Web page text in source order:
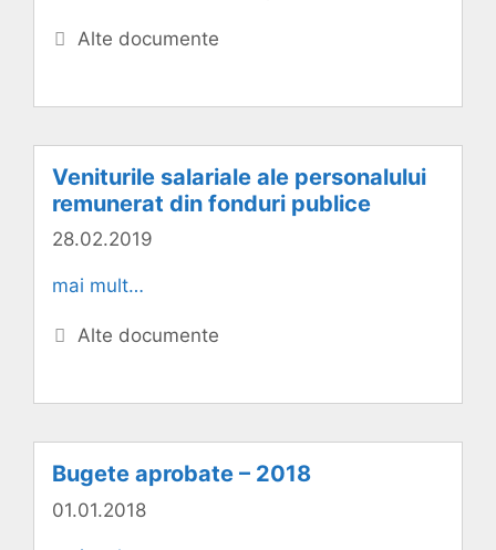
Categorii
Alte documente
Veniturile salariale ale personalului
remunerat din fonduri publice
28.02.2019
mai mult…
Categorii
Alte documente
Bugete aprobate – 2018
01.01.2018